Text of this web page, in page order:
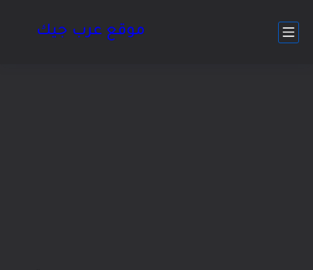
موقع عرب جيك